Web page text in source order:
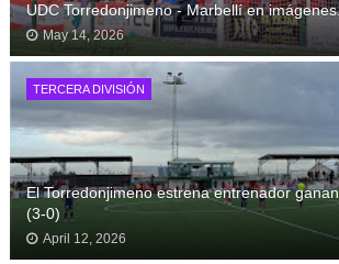
UDC Torredonjimeno - Marbellí en
May 14, 2026
TERCERA DIVISIÓN
El Torredonjimeno estrena entrenador
(3-0)
April 12, 2026